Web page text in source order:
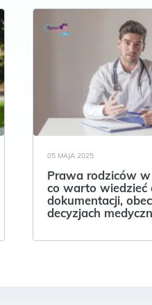
05 MAJA 2025
Prawa rodziców
co warto wiedzieć
dokumentacji,
decyzjach